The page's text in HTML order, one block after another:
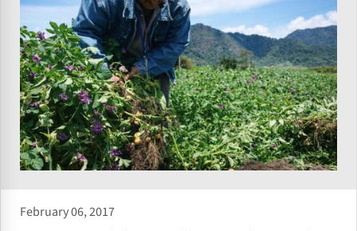
February 06, 2017